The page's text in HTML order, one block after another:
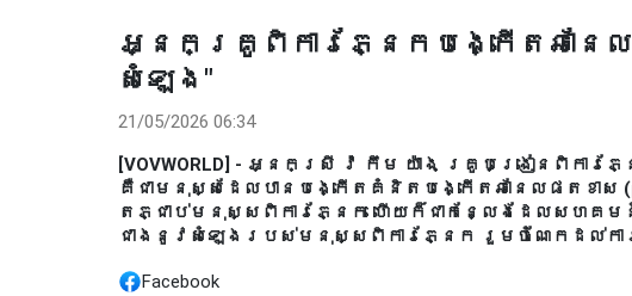
អ្នកគ្រូពិការភ្នែកបង្កើតឆានែ
សំឡេង"
21/05/2026 06:34
[VOVWORLD] - អ្នកស្រី វ៉ កឹម យ៉ាង គ្រូបង្រៀនពិការភ្ន
គឺជាមនុស្សដែលបានបង្កើតគំនិតបង្កើតឆានែលផតខាស
តភ្ជាប់មនុស្សពិការភ្នែក ហើយក៏ជាកន្លែងដែលសហគម
ជាងនូវសំឡេងរបស់មនុស្សពិការភ្នែក រួមចំណែកដល់ក
Facebook